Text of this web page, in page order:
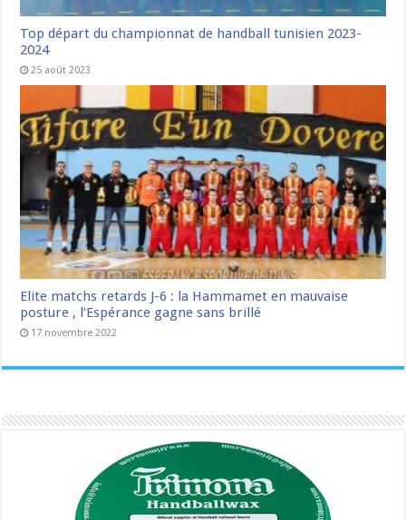
Top départ du championnat de handball tunisien 2023-
2024
25 août 2023
Elite matchs retards J-6 : la Hammamet en mauvaise
posture , l’Espérance gagne sans brillé
17 novembre 2022